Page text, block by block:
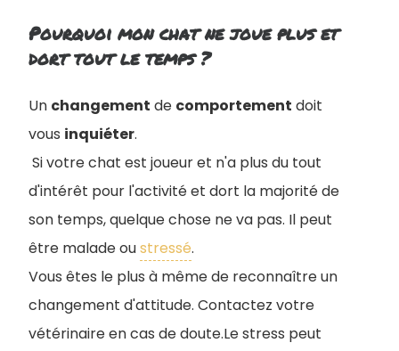
Pourquoi mon chat ne joue plus et
dort tout le temps ?
Un changement de comportement doit
vous inquiéter.
Si votre chat est joueur et n'a plus du tout
d'intérêt pour l'activité et dort la majorité de
son temps, quelque chose ne va pas. Il peut
être malade oustressé.
Vous êtes le plus à même de reconnaître un
changement d'attitude. Contactez votre
vétérinaire en cas de doute.Le stress peut